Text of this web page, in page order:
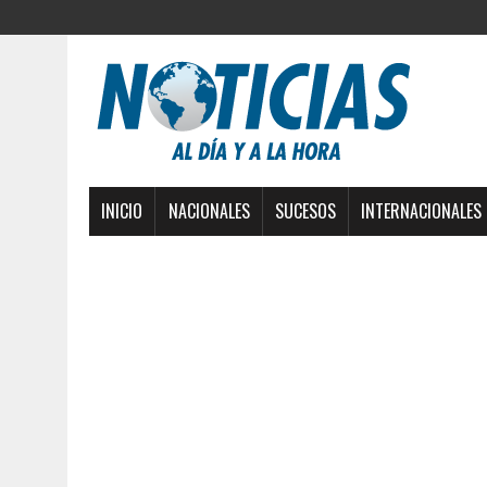
INICIO NACIONALES SUCESOS INTERNACIONALES